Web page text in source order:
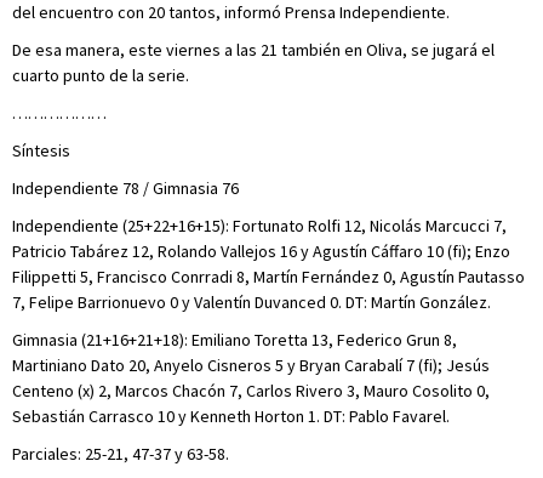
del encuentro con 20 tantos, informó Prensa Independiente.
De esa manera, este viernes a las 21 también en Oliva, se jugará el
cuarto punto de la serie.
………………
Síntesis
Independiente 78 / Gimnasia 76
Independiente (25+22+16+15): Fortunato Rolfi 12, Nicolás Marcucci 7,
Patricio Tabárez 12, Rolando Vallejos 16 y Agustín Cáffaro 10 (fi); Enzo
Filippetti 5, Francisco Conrradi 8, Martín Fernández 0, Agustín Pautasso
7, Felipe Barrionuevo 0 y Valentín Duvanced 0. DT: Martín González.
Gimnasia (21+16+21+18): Emiliano Toretta 13, Federico Grun 8,
Martiniano Dato 20, Anyelo Cisneros 5 y Bryan Carabalí 7 (fi); Jesús
Centeno (x) 2, Marcos Chacón 7, Carlos Rivero 3, Mauro Cosolito 0,
Sebastián Carrasco 10 y Kenneth Horton 1. DT: Pablo Favarel.
Parciales: 25-21, 47-37 y 63-58.